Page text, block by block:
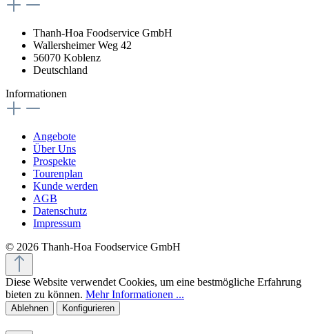
Thanh-Hoa Foodservice GmbH
Wallersheimer Weg 42
56070 Koblenz
Deutschland
Informationen
Angebote
Über Uns
Prospekte
Tourenplan
Kunde werden
AGB
Datenschutz
Impressum
© 2026 Thanh-Hoa Foodservice GmbH
Diese Website verwendet Cookies, um eine bestmögliche Erfahrung
bieten zu können. Mehr Informationen ...
Ablehnen Konfigurieren